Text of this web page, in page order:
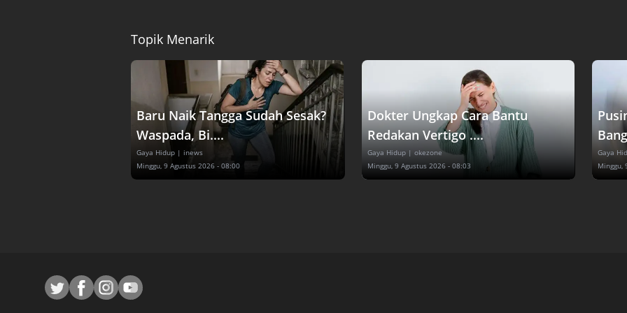
Topik Menarik
Baru Naik Tangga Sudah Sesak?
Waspada, Bi....
Gaya Hidup | inews
Minggu, 9 Agustus 2026 - 08:00
Dokter Ungkap Cara Bantu
Redakan Vertigo ....
Gaya Hidup | okezone
Minggu, 9 Agustus 2026 - 08:03
Gaya
Minggu,